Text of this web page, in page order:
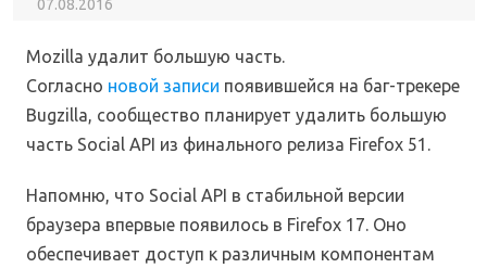
07.08.2016
Mozilla удалит большую часть.
Согласно новой записи появившейся на баг-трекере
Bugzilla, сообщество планирует удалить большую
часть Social API из финального релиза Firefox 51.
Напомню, что Social API в стабильной версии
браузера впервые появилось в Firefox 17. Оно
обеспечивает доступ к различным компонентам